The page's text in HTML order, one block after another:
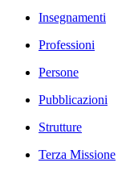
Insegnamenti
Professioni
Persone
Pubblicazioni
Strutture
Terza Missione